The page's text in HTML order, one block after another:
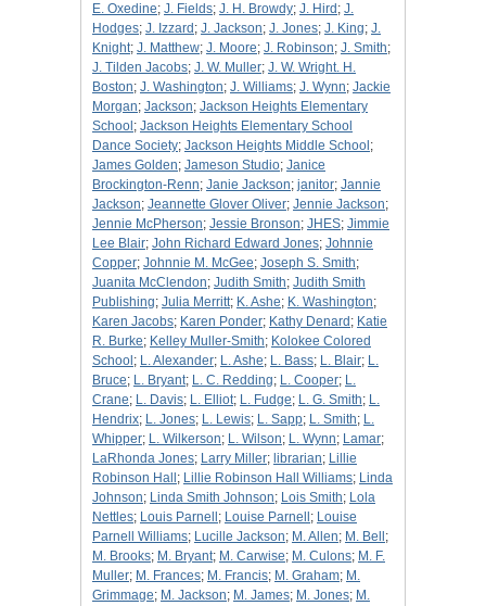
E. Oxedine; J. Fields; J. H. Browdy; J. Hird ; J.
Hodges; J. Izzard ; J. Jackson; J. Jones; J. King; J.
Knight; J. Matthew; J. Moore; J. Robinson; J. Smith;
J. Tilden Jacobs; J. W. Muller; J. W. Wright. H.
Boston; J. Washington; J. Williams; J. Wynn; Jackie
Morgan; Jackson; Jackson Heights Elementary
School ; Jackson Heights Elementary School
Dance Society; Jackson Heights Middle School ;
James Golden; Jameson Studio; Janice
Brockington-Renn; Janie Jackson; janitor; Jannie
Jackson; Jeannette Glover Oliver; Jennie Jackson;
Jennie McPherson; Jessie Bronson; JHES; Jimmie
Lee Blair; John Richard Edward Jones; Johnnie
Copper; Johnnie M. McGee; Joseph S. Smith;
Juanita McClendon; Judith Smith; Judith Smith
Publishing; Julia Merritt; K. Ashe; K. Washington;
Karen Jacobs; Karen Ponder; Kathy Denard ; Katie
R. Burke; Kelley Muller-Smith; Kolokee Colored
School ; L. Alexander; L. Ashe; L. Bass; L. Blair; L.
Bruce; L. Bryant; L. C. Redding; L. Cooper; L.
Crane; L. Davis; L. Elliot; L. Fudge; L. G. Smith; L.
Hendrix; L. Jones; L. Lewis; L. Sapp; L. Smith; L.
Whipper; L. Wilkerson; L. Wilson; L. Wynn; Lamar;
LaRhonda Jones; Larry Miller; librarian; Lillie
Robinson Hall ; Lillie Robinson Hall Williams; Linda
Johnson; Linda Smith Johnson; Lois Smith; Lola
Nettles; Louis Parnell ; Louise Parnell ; Louise
Parnell Williams; Lucille Jackson; M. Allen; M. Bell ;
M. Brooks; M. Bryant; M. Carwise; M. Culons; M. F.
Muller; M. Frances; M. Francis; M. Graham; M.
Grimmage; M. Jackson; M. James; M. Jones; M.